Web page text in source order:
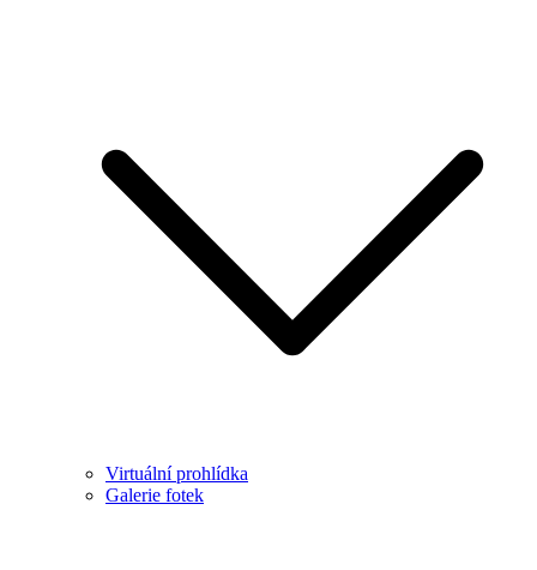
Virtuální prohlídka
Galerie fotek